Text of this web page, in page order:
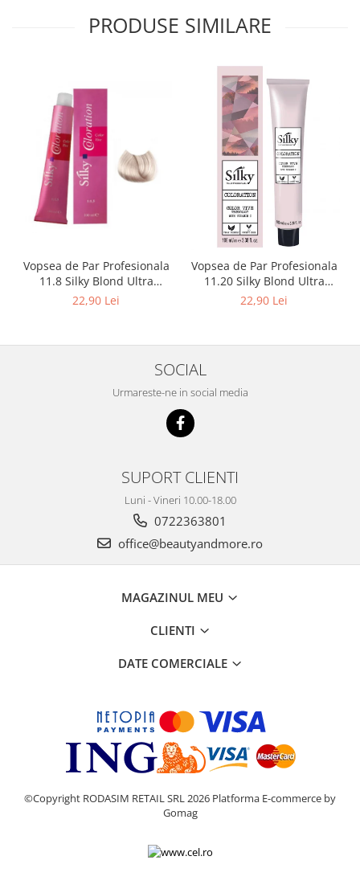
PRODUSE SIMILARE
Vopsea de Par Profesionala
11.8 Silky Blond Ultra
Deschis Intens Perlat 100ml
22,90 Lei
Vopsea de Par Profesionala
11.20 Silky Blond Ultra
Deschis Intens Irizat 100ml
22,90 Lei
SOCIAL
Urmareste-ne in social media
SUPORT CLIENTI
Luni - Vineri 10.00-18.00
0722363801
office@beautyandmore.ro
MAGAZINUL MEU
CLIENTI
DATE COMERCIALE
©Copyright RODASIM RETAIL SRL 2026 Platforma E-commerce by
Gomag